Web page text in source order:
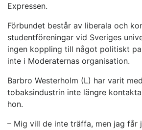
Expressen.
Förbundet består av liberala och
studentföreningar vid Sveriges
ingen koppling till något politiskt
inte i Moderaternas organisation.
Barbro Westerholm (L) har varit
tobaksindustrin inte längre
hon.
– Mig vill de inte träffa, men jag får